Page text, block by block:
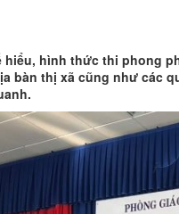
hình thức thi phong
bàn thị xã cũng như các